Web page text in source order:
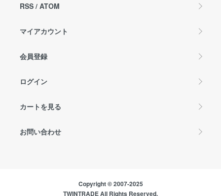
RSS / ATOM
マイアカウント
会員登録
ログイン
カートを見る
お問い合わせ
Copyright © 2007-2025
TWINTRADE All Rights Reserved.